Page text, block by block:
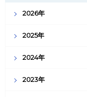
2026年
2025年
2024年
2023年